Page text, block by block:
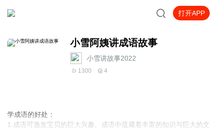
打开APP
小雪阿姨讲成语故事
小雪讲故事2022
1300 4
学成语的好处：
1. 成语可激发宝贝的巨大兴趣。
成语中蕴藏着丰富的知识与巨大的文